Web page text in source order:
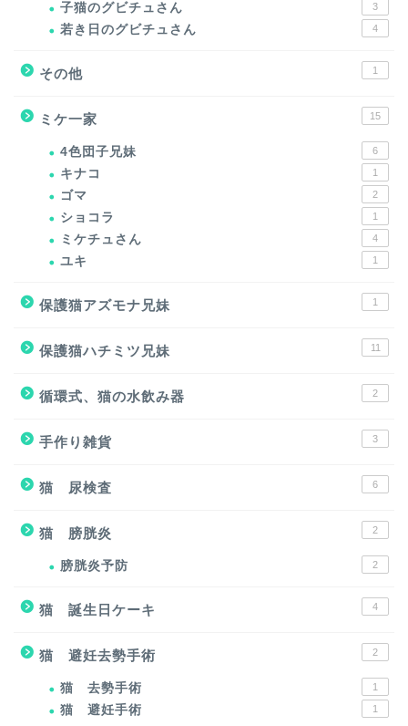
子猫のグビチュさん 3
若き日のグビチュさん 4
その他 1
ミケ一家 15
4色団子兄妹 6
キナコ 1
ゴマ 2
ショコラ 1
ミケチュさん 4
ユキ 1
保護猫アズモナ兄妹 1
保護猫ハチミツ兄妹 11
循環式、猫の水飲み器 2
手作り雑貨 3
猫 尿検査 6
猫 膀胱炎 2
膀胱炎予防 2
猫 誕生日ケーキ 4
猫 避妊去勢手術 2
猫 去勢手術 1
猫 避妊手術 1